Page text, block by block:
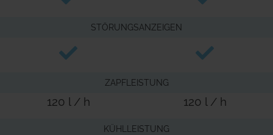
STÖRUNGSANZEIGEN
ZAPFLEISTUNG
120 l / h 120 l / h
KÜHLLEISTUNG